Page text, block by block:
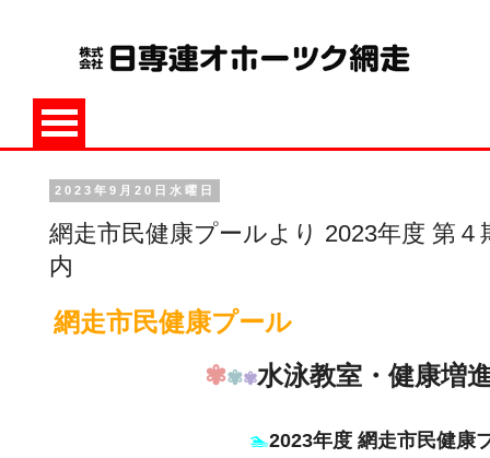
2023年9月20日水曜日
網走市民健康プールより 2023年度 第
内
網走市民健康プール
✾✾✾水泳教室・健康増
🏊2023年度 網走市民健康